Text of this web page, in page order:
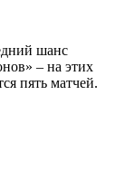
шанс
– на этих
пять матчей.